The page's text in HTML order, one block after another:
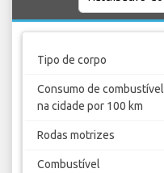
Tipo de corpo
Consumo de combustível
na cidade por 100 km
Rodas motrizes
Combustível